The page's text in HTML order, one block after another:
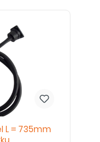
L = 735mm